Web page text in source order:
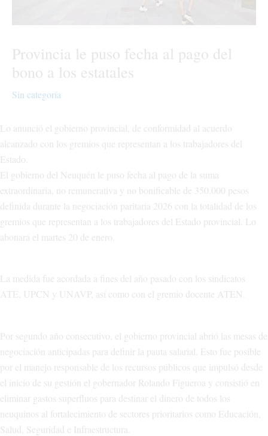
Provincia le puso fecha al pago del
bono a los estatales
Sin categoría
Lo anunció el gobierno provincial, de conformidad al acuerdo
alcanzado con los gremios que representan a los trabajadores del
Estado.
El gobierno del Neuquén le puso fecha al pago de la suma
extraordinaria, no remunerativa y no bonificable de 350.000 pesos
definida durante la negociación paritaria 2026 con la totalidad de los
gremios que representan a los trabajadores del Estado provincial. Lo
abonará el martes 20 de enero.
La medida fue acordada a fines del año pasado con los sindicatos
ATE, UPCN y UNAVP, así como con el gremio docente ATEN.
Por segundo año consecutivo, el gobierno provincial abrió las mesas de
negociación anticipadas para definir la pauta salarial. Esto fue posible
por el manejo responsable de los recursos públicos que impulsó desde
el inicio de su gestión el gobernador Rolando Figueroa y consistió en
eliminar gastos superfluos para destinar el dinero de todos los
neuquinos al fortalecimiento de sectores prioritarios como Educación,
Salud, Seguridad e Infraestructura.